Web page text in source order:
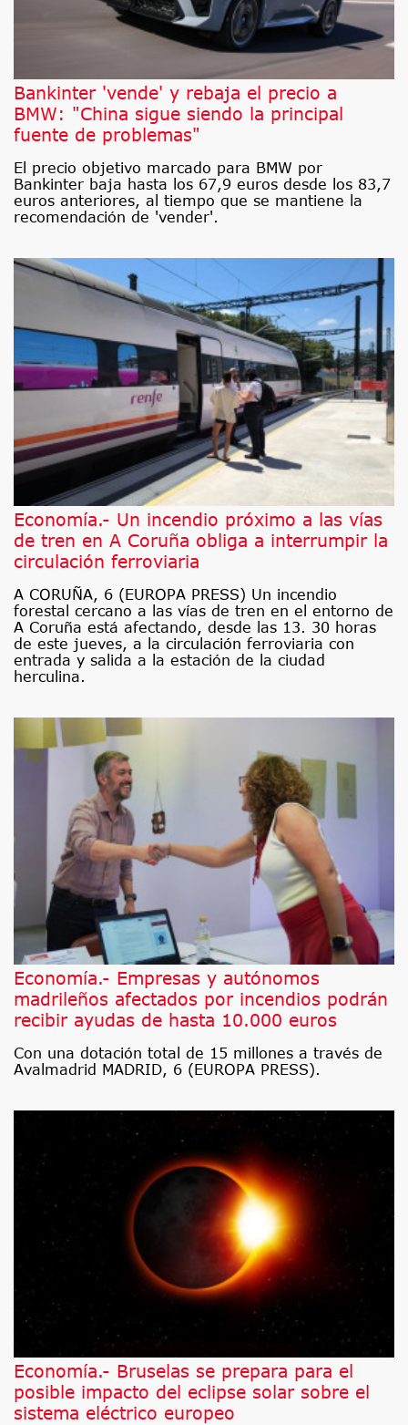
Bankinter 'vende' y rebaja el precio a
BMW: "China sigue siendo la principal
fuente de problemas"
El precio objetivo marcado para BMW por
Bankinter baja hasta los 67,9 euros desde los 83,7
euros anteriores, al tiempo que se mantiene la
recomendación de 'vender'.
Economía.- Un incendio próximo a las vías
de tren en A Coruña obliga a interrumpir la
circulación ferroviaria
A CORUÑA, 6 (EUROPA PRESS) Un incendio
forestal cercano a las vías de tren en el entorno de
A Coruña está afectando, desde las 13. 30 horas
de este jueves, a la circulación ferroviaria con
entrada y salida a la estación de la ciudad
herculina.
Economía.- Empresas y autónomos
madrileños afectados por incendios podrán
recibir ayudas de hasta 10.000 euros
Con una dotación total de 15 millones a través de
Avalmadrid MADRID, 6 (EUROPA PRESS).
Economía.- Bruselas se prepara para el
posible impacto del eclipse solar sobre el
sistema eléctrico europeo